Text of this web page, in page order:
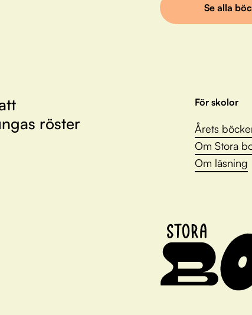
Se alla
röster
För skolor
Årets
Om Stora
Om läsning